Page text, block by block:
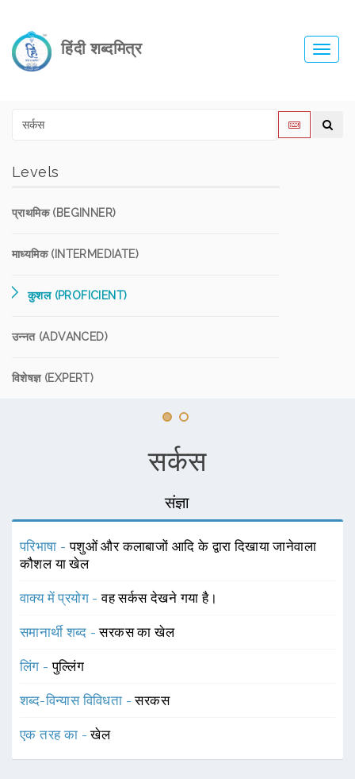
हिंदी शब्दमित्र
Levels
प्राथमिक (BEGINNER)
माध्यमिक (INTERMEDIATE)
कुशल (PROFICIENT)
उन्नत (ADVANCED)
विशेषज्ञ (EXPERT)
सर्कस
संज्ञा
परिभाषा -पशुओं और कलाबाजों आदि के द्वारा दिखाया जानेवाला
कौशल या खेल
वाक्य में प्रयोग -वह सर्कस देखने गया है।
समानार्थी शब्द -सरकस का खेल
लिंग -पुल्लिंग
शब्द-विन्यास विविधता -सरकस
एक तरह का -खेल